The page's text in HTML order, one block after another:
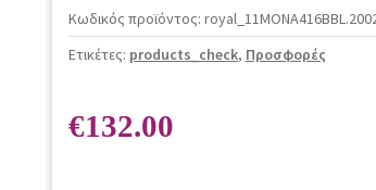
Κωδικός προϊόντος:
Ετικέτες: products_check, Προσφορές
€132.00